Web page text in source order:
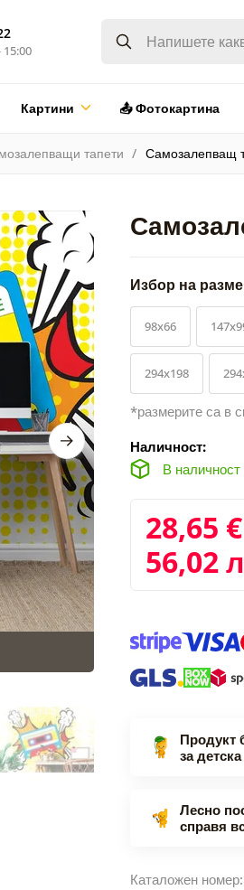
15:00
Картини 📤 Фотокартина
тапети Самозалепващ
Избор на
98x66
294x198
*размерите са в
Наличност:
В наличност
28,65 €
56,02
Продукт
за
Лесно
справя
Каталожен